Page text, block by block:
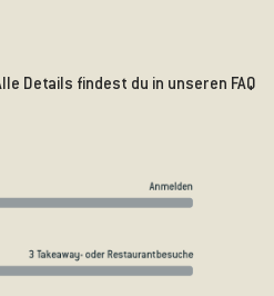
Details findest du in unseren FAQ